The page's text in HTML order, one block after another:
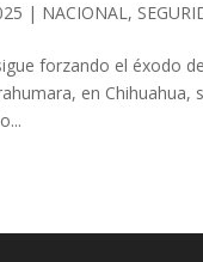
| NACIONAL,
forzando el éxodo
en